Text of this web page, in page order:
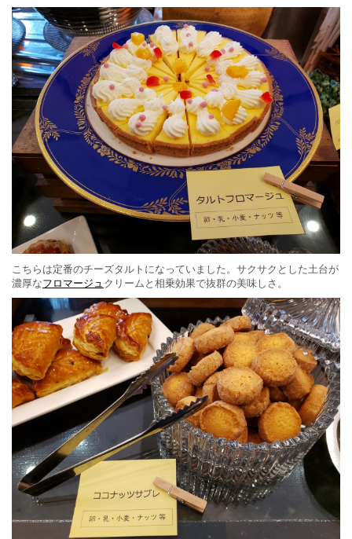
こちらは定番のチーズタルトになっていました。サクサクとした土台が
濃厚なフロマージュ クリームと相乗効果で抜群の美味しさ。